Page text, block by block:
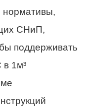
нормативы,
СНиП,
поддерживать
в 1м³